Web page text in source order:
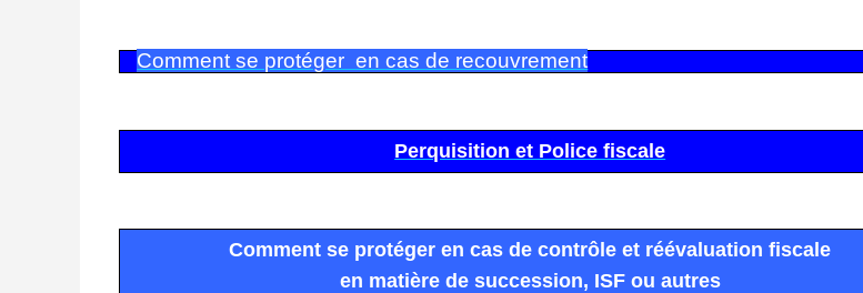
Comment se protéger en cas de recouvrement
Perquisition et Police fiscale
Comment se protéger en cas de contrôle et réévaluation fiscale
en matière de succession, ISF ou autres